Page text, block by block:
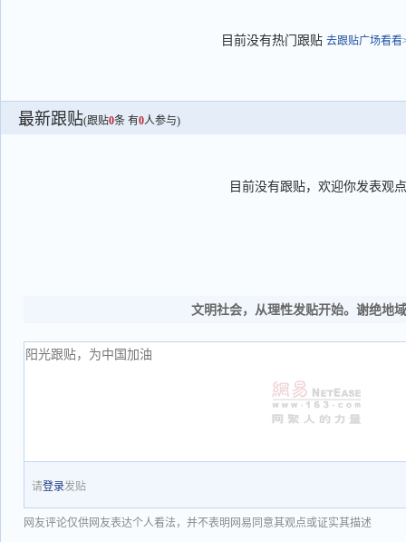
目前没有热门跟贴 去跟贴广场看看
最新跟贴(跟贴0条 有0人参与)
目前没有跟贴，欢迎你发表观点
文明社会，从理性发贴开始。谢绝地
请登录发贴
网友评论仅供网友表达个人看法，并不表明网易同意其观点或证实其描述